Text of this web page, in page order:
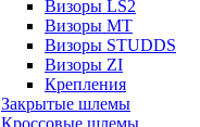
Визоры LS2
Визоры MT
Визоры STUDDS
Визоры ZI
Крепления
Закрытые шлемы
Кроссовые шлемы